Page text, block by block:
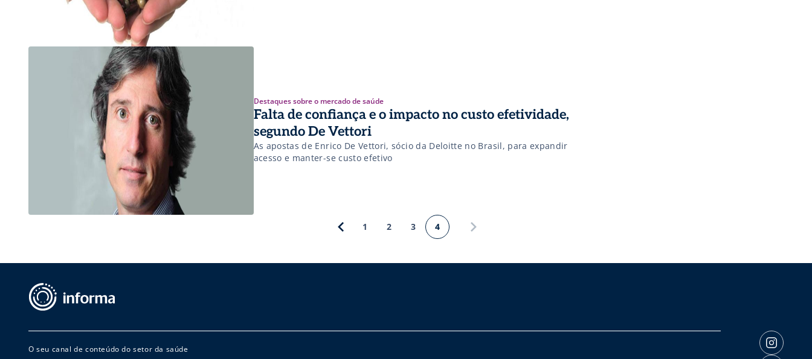
Destaques sobre o mercado de saúde
Falta de confiança e o impacto no custo efetividade,
segundo De Vettori
As apostas de Enrico De Vettori, sócio da Deloitte no Brasil, para expandir
acesso e manter-se custo efetivo
1 2 3 4
O seu canal de conteúdo do setor da saúde